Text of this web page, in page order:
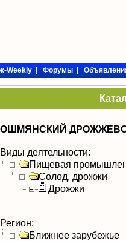
Weekly|Форумы|
ОШМЯНСКИЙ
Виды деятельности:
Пищевая
Солод, дрожжи
Дрожжи
Регион:
Ближнее зарубежье